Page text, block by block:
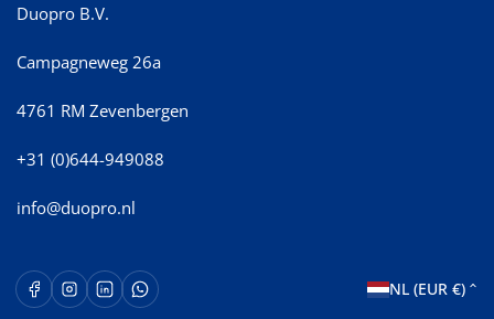
Duopro B.V.
Campagneweg 26a
4761 RM Zevenbergen
+31 (0)644-949088
info@duopro.nl
FacebookInstagram
LinkedInWhatsApp Opent in een nieuw venster.
L
NL (EUR €)